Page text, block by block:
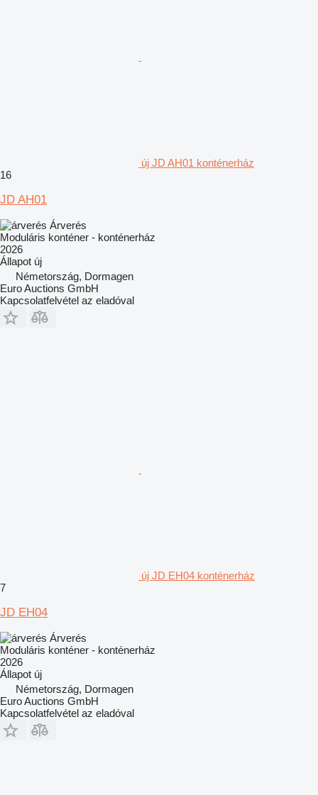
új JD AH01 konténerház
16
JD AH01
Árverés
Moduláris konténer - konténerház
2026
Állapot új
Németország, Dormagen
Euro Auctions GmbH
Kapcsolatfelvétel az eladóval
új JD EH04 konténerház
7
JD EH04
Árverés
Moduláris konténer - konténerház
2026
Állapot új
Németország, Dormagen
Euro Auctions GmbH
Kapcsolatfelvétel az eladóval